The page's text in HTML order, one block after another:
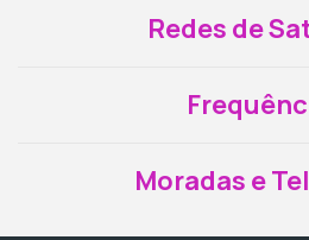
Redes de
Moradas e